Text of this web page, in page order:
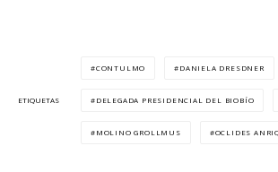
ETIQUETAS
CONTULMO DANIELA DRESDNER
DELEGADA PRESIDENCIAL DEL BIOBÍO
MOLINO GROLLMUS OCLIDES